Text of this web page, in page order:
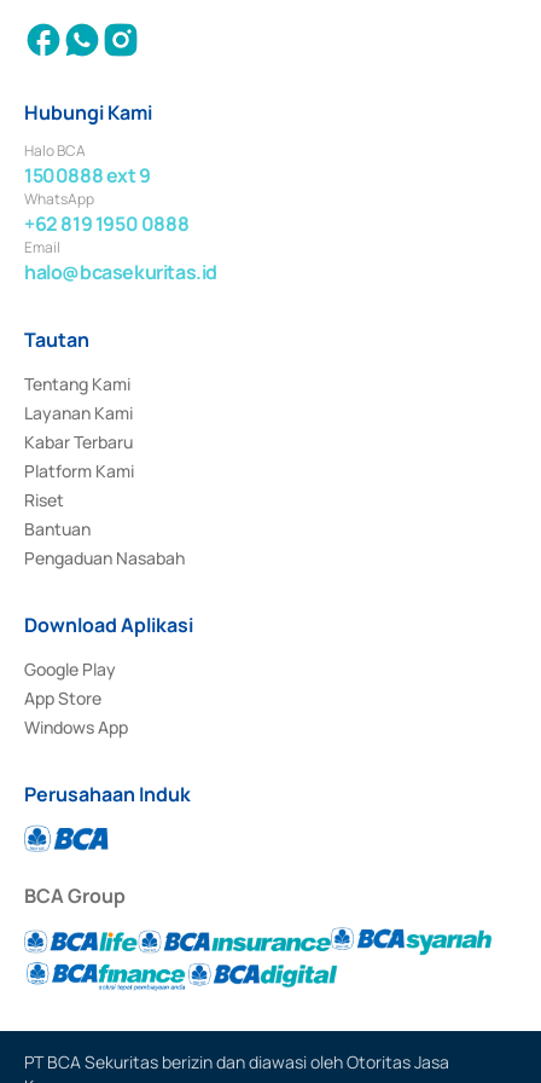
Hubungi Kami
Halo BCA
1500888 ext 9
WhatsApp
+62 819 1950 0888
Email
halo@bcasekuritas.id
Tautan
Tentang Kami
Layanan Kami
Kabar Terbaru
Platform Kami
Riset
Bantuan
Pengaduan Nasabah
Download Aplikasi
Google Play
App Store
Windows App
Perusahaan Induk
BCA Group
PT BCA Sekuritas berizin dan diawasi oleh Otoritas Jasa